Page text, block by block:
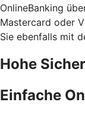
OnlineBanking
Mastercard oder
Sie ebenfalls mit
Hohe
Einfache